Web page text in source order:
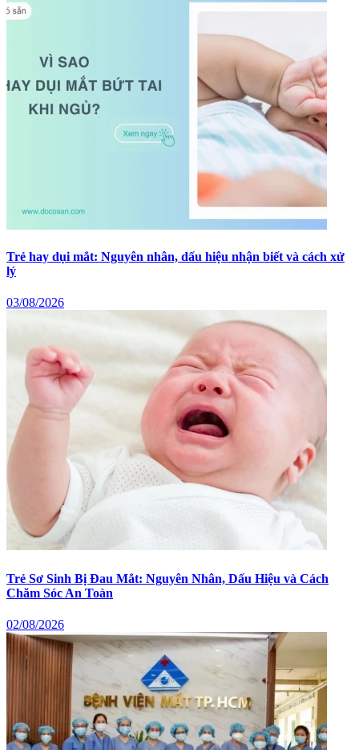
Trẻ hay dụi mắt: Nguyên nhân, dấu hiệu nhận biết và cách xử
lý
03/08/2026
Trẻ Sơ Sinh Bị Đau Mắt: Nguyên Nhân, Dấu Hiệu và Cách
Chăm Sóc An Toàn
02/08/2026